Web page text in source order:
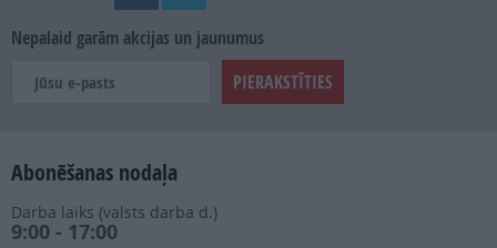
Nepalaid garām akcijas un jaunumus
Abonēšanas nodaļa
Darba laiks (valsts darba d.)
9:00 - 17:00